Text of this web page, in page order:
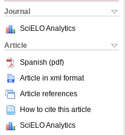
Journal
SciELO Analytics
Article
Spanish (pdf)
Article in xml format
Article references
How to cite this article
SciELO Analytics